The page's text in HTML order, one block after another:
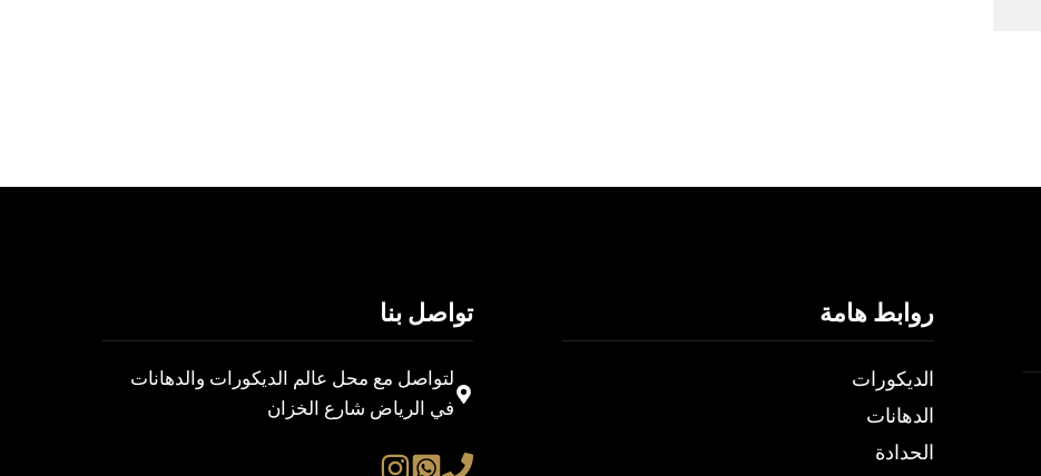
روابط هامة
الديكورات
الدهانات
الحدادة
تواصل بنا
لتواصل مع محل عالم الديكورات والدهانات
في الرياض شارع الخزان